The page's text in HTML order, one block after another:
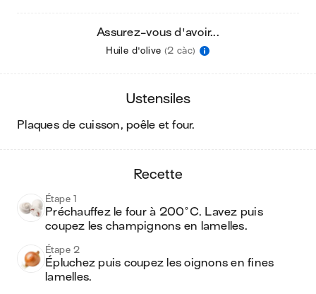
Assurez-vous d'avoir...
Huile d'olive (2 càc)
ustensiles
plaques de cuisson, poêle et four.
recette
Étape 1
Préchauffez le four à 200°C. Lavez puis
coupez les champignons en lamelles.
Étape 2
Épluchez puis coupez les oignons en fines
lamelles.